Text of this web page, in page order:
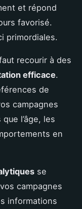
et répond
favorisé.
primordiales.
recourir à des
efficace.
de
campagnes
l’âge, les
en
se
campagnes
informations